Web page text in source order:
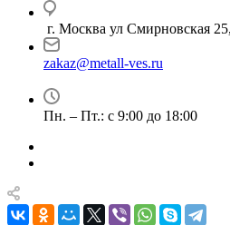
г. Москва ул Смирновская
zakaz@metall-ves.ru
Пн. – Пт.: с 9:00 до 18:00